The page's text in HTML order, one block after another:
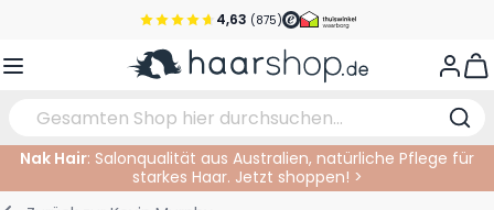
Zum Inhalt springen 4,63 (875)
Vor 22 Uhr bestellt, noch heute versendet!*
Haarpflege
Gesichtspflege
Augenbrauen
Nagelprodukte
Haarprodukte
Elektrisch
Im Salon
Nak Hair: Salonqualität aus Australien, natürliche Pflege für
starkes Haar. Jetzt shoppen! >